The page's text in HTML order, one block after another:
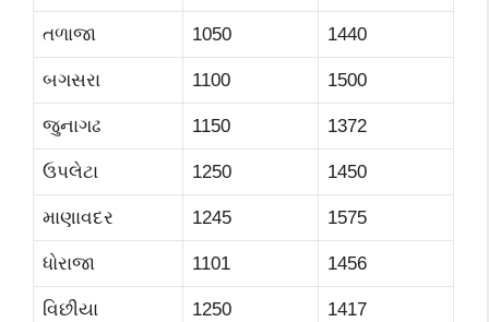
તળાજા 1050 1440
બગસરા 1100 1500
જુનાગઢ 1150 1372
ઉપલેટા 1250 1450
માણાવદર 1245 1575
ધોરાજા 1101 1456
વિછીયા 1250 1417